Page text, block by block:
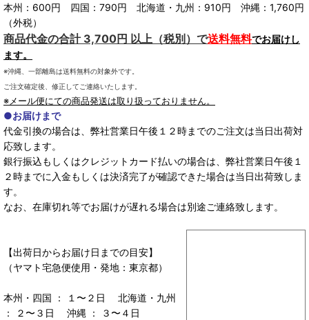
本州：600円 四国：790円 北海道・九州：910円 沖縄：1,760円
（外税）
商品代金の合計 3,700円 以上（税別）で送料無料でお届けし
ます。
※沖縄、一部離島は送料無料の対象外です。
ご注文確定後、修正してご連絡いたします。
※メール便にての商品発送は取り扱っておりません。
●お届けまで
代金引換の場合は、弊社営業日午後１２時までのご注文は当日出荷対
応致します。
銀行振込もしくはクレジットカード払いの場合は、弊社営業日午後１
２時までに入金もしくは決済完了が確認できた場合は当日出荷致しま
す。
なお、在庫切れ等でお届けが遅れる場合は別途ご連絡致します。
【出荷日からお届け日までの目安】
（ヤマト宅急便使用・発地：東京都）
本州・四国 ： １〜２日 北海道・九州
： ２〜３日 沖縄 ： ３〜４日